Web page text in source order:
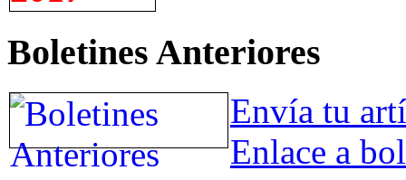
Boletines Anteriores
Envía tu
Enlace a